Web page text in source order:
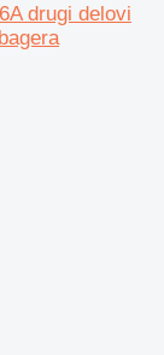
drugi delovi